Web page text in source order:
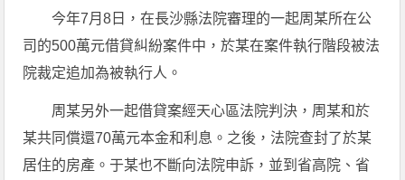
今年7月8日，在長沙縣法院審理的一起周某所在公
司的500萬元借貸糾紛案件中，於某在案件執行階段被法
院裁定追加為被執行人。
周某另外一起借貸案經天心區法院判決，周某和於
某共同償還70萬元本金和利息。之後，法院查封了於某
居住的房產。于某也不斷向法院申訴，並到省高院、省